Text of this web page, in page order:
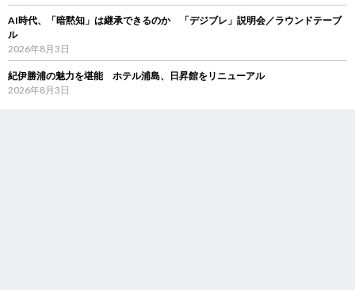
AI時代、「暗黙知」は継承できるのか 「デジブレ」説明会／ラウンドテーブ
ル
2026年8月3日
紀伊勝浦の魅力を堪能 ホテル浦島、日昇館をリニューアル
2026年8月3日